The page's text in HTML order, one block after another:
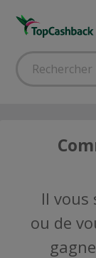
Il vous
ou de